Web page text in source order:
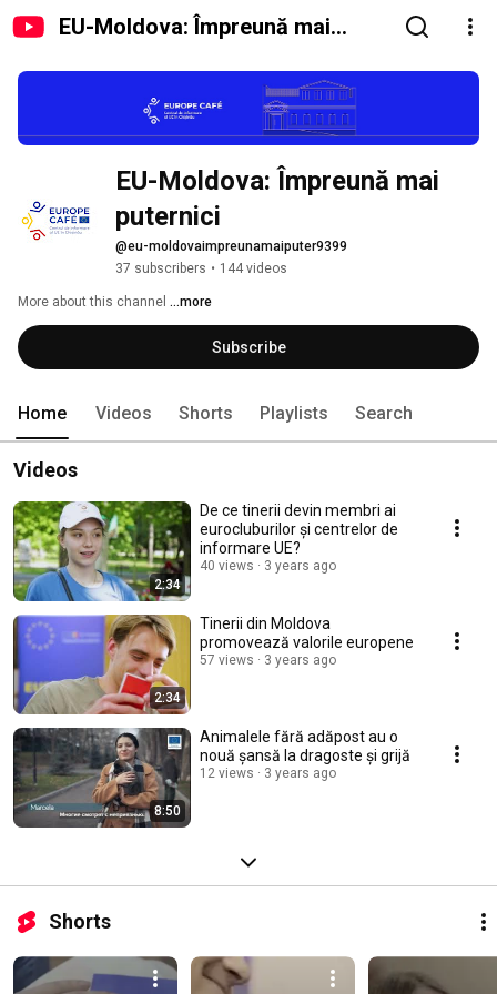
EU-Moldova: Împreună mai
EU-Moldova: Împreună mai
puternici
@eu-moldovaimpreunamaiputer9399
37 subscribers • 144 videos
More about this channel ...more
Subscribe
Home Videos Shorts Playlists Search
Videos
2:34
De ce tinerii devin membri ai
eurocluburilor și centrelor de
informare UE?
40 views 3 years ago
2:34
Tinerii din Moldova
promovează valorile europene
57 views 3 years ago
8:50
Animalele fără adăpost au o
nouă șansă la dragoste și grijă
12 views 3 years ago
Shorts